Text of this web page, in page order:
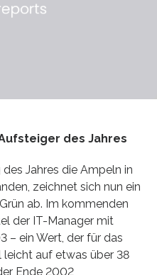
des Jahres
Jahres die Ampeln in
zeichnet sich nun ein
ab. Im kommenden
der IT-Manager mit
– ein Wert, der für das
auf etwas über 38
Ende 2002